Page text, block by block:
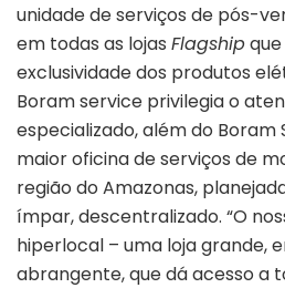
unidade de serviços de pós-
em todas as lojas Flagship
exclusividade dos produtos
Boram service privilegia o
especializado, além do Boram
maior oficina de serviços de
região do Amazonas,
ímpar, descentralizado. “O
hiperlocal – uma loja grande,
abrangente, que dá acesso a